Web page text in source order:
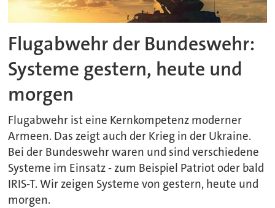
Flugabwehr der Bundeswehr:
Systeme gestern, heute und
morgen
Flugabwehr ist eine Kernkompetenz moderner
Armeen. Das zeigt auch der Krieg in der Ukraine.
Bei der Bundeswehr waren und sind verschiedene
Systeme im Einsatz - zum Beispiel Patriot oder bald
IRIS-T. Wir zeigen Systeme von gestern, heute und
morgen.